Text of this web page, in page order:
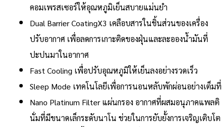
คอมเพรสเซอร์ให้อุณหภูมิเย็นสบายแม่นยำ
Dual Barrier CoatingX3 เคลือบสารในชิ้นส่วนของเครื่อง
ปรับอากาศ เพื่อลดการเกาะติดของฝุ่นและละอองน้ำมันที่
ปะปนมาในอากาศ
Fast Cooling เพื่อปรับอุณหภูมิให้เย็นลงอย่างรวดเร็ว
Sleep Mode เทคโนโลยีเพื่อการนอนหลับพักผ่อนอย่างเต็มที่
Nano Platinum Filter แผ่นกรอง อากาศที่ผสมอนุภาคแพลติ
นั่มที่มีขนาดเล็กระดับนาโน ช่วยในการยับยั้งการเจริญเติบโต